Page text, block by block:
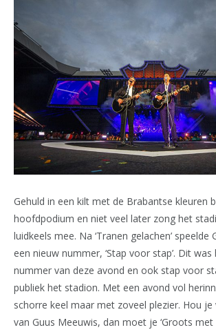
Gehuld in een kilt met de Brabantse kleuren
hoofdpodium en niet veel later zong het
luidkeels mee. Na ‘Tranen gelachen’ speelde
een nieuw nummer, ‘Stap voor stap’. Dit
nummer van deze avond en ook stap voor
publiek het stadion. Met een avond vol
schorre keel maar met zoveel plezier. Hou je
van Guus Meeuwis, dan moet je ‘Groots met